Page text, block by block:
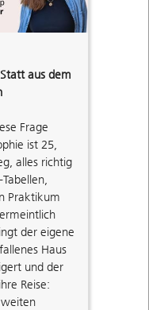
aus dem
Frage
ist 25,
alles richtig
Praktikum
der eigene
Haus
und der
Reise: